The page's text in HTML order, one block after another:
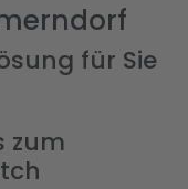
für Sie
zum